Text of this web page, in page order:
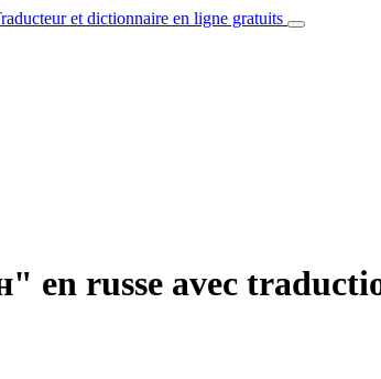
et dictionnaire en ligne gratuits
en russe avec